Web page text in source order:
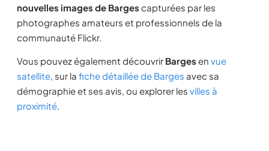
nouvelles images de Barges capturées par les
photographes amateurs et professionnels de la
communauté Flickr.
Vous pouvez également découvrir Barges en vue
satellite, sur la fiche détaillée de Barges avec sa
démographie et ses avis, ou explorer les villes à
proximité.